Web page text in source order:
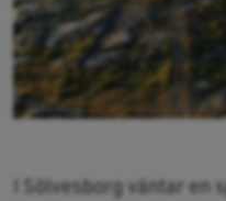
I Sölvesborg väntar en